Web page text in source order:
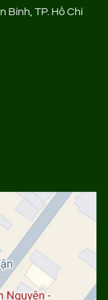
Bình, TP. Hồ Chí